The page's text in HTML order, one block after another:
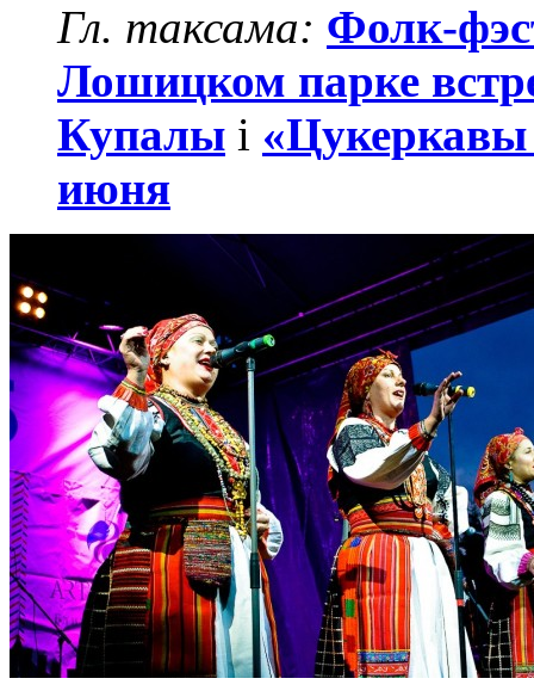
Гл. таксама: Фолк-
Лошицком парке
Купалы і
июня